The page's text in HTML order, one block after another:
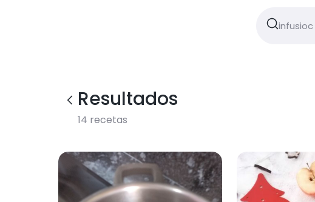
Resultados
14 recetas